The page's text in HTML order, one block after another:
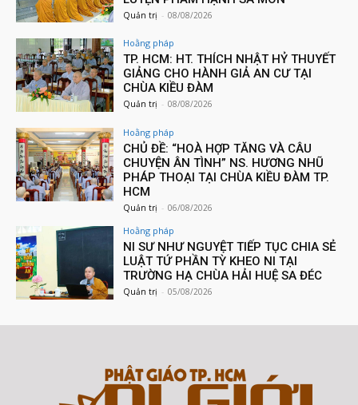
Quản trị - 08/08/2026
Hoằng pháp
TP. HCM: HT. THÍCH NHẬT HỶ THUYẾT
GIẢNG CHO HÀNH GIẢ AN CƯ TẠI
CHÙA KIỀU ĐÀM
Quản trị - 08/08/2026
Hoằng pháp
CHỦ ĐỀ: “HOÀ HỢP TĂNG VÀ CÂU
CHUYỆN ÂN TÌNH” NS. HƯƠNG NHŨ
PHÁP THOẠI TẠI CHÙA KIỀU ĐÀM TP.
HCM
Quản trị - 06/08/2026
Hoằng pháp
NI SƯ NHƯ NGUYỆT TIẾP TỤC CHIA SẺ
LUẬT TỨ PHẦN TỲ KHEO NI TẠI
TRƯỜNG HẠ CHÙA HẢI HUỆ SA ĐÉC
Quản trị - 05/08/2026